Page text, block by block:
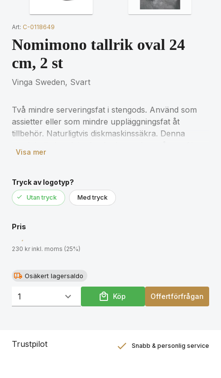
Art: C-0118649
Nomimono tallrik oval 24
cm, 2 st
Vinga Sweden, Svart
Två mindre serveringsfat i stengods. Använd som
assietter eller som mindre uppläggningsfat åt
tillbehör. Naturligtvis diskmaskinssäkra. Denna
att få till rätt finish. Varje del är unik, det vill säga
Visa mer
Tryck av logotyp?
Utan tryck Med tryck
Pris
230 kr inkl. moms (25%)
Osäkert lagersaldo
Köp Offertförfrågan
Trustpilot Snabb & personlig service